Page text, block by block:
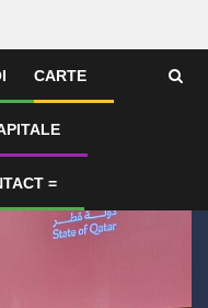
CARTE
=
affirme que toute la